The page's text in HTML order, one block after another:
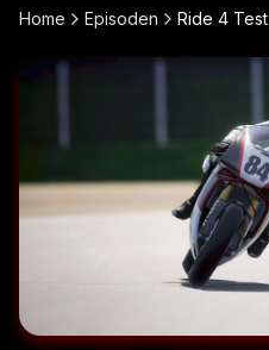
Home Episoden Ride 4 Test